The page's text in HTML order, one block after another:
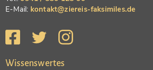
E-Mail: kontakt@ziereis-faksimiles.de
Wissenswertes